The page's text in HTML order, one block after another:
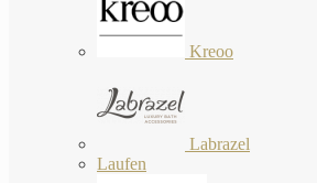
Kreoo
Labrazel
Laufen